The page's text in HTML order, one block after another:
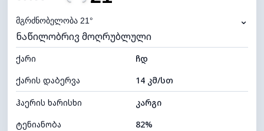
ნამის წერტილი
ხილვადობა
10 კმ
განათების ინდექსი 0 (ბნელი)
ღრუბლის სიმაღლე 5440 მ
მგრძნობელობა 21° ⌄
ნაწილობრივ მოღრუბლული
ქარი
ჩდ
ქარის დაბერვა
14 კმ/სთ
ჰაერის ხარისხი
კარგი
ტენიანობა
82%